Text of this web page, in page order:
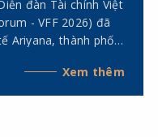
đàn Tài chính Việt
- VFF 2026) đã
Ariyana, thành phố
Miền Trung (MCAC),
Chủ tịch Hội đồng
Xem thêm